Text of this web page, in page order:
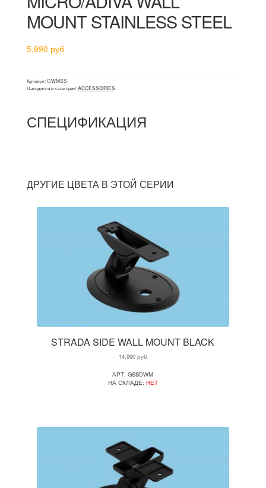
MOUNT STAINLESS STEEL
5,990 руб
Артикул:GWMSS
Находится в категории:ACCESSORIES
СПЕЦИФИКАЦИЯ
ДРУГИЕ ЦВЕТА В ЭТОЙ СЕРИИ
STRADA SIDE WALL MOUNT BLACK
14,990руб
АРТ: GSSDWM
НА СКЛАДЕ: НЕТ